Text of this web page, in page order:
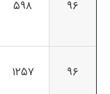
۹۶ ۵۹۸
۹۶ ۱۲۵۷